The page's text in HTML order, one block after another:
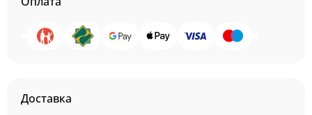
Доставка